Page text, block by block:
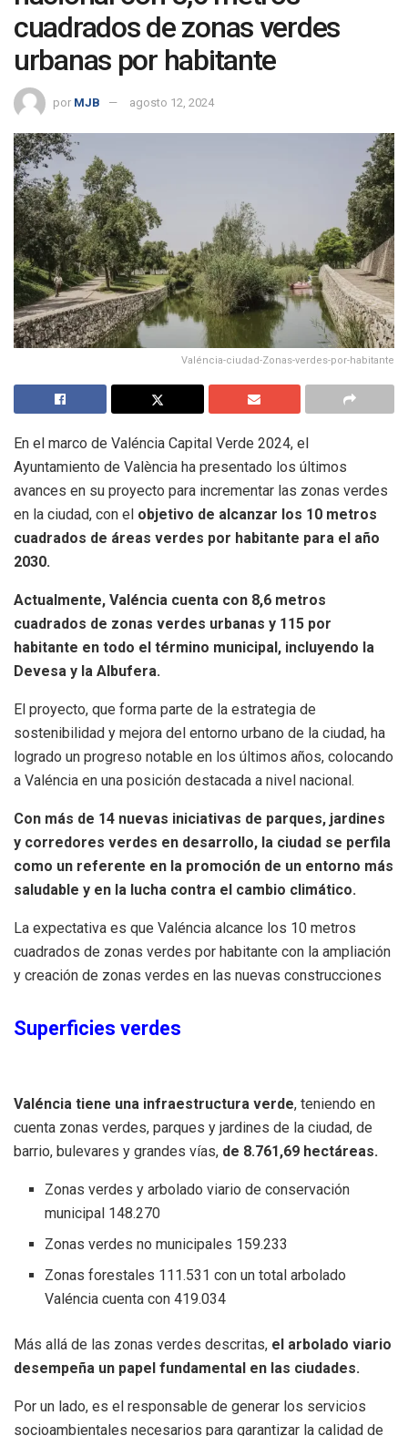
cuadrados de zonas verdes
urbanas por habitante
por MJB agosto 12, 2024
Valéncia-ciudad-Zonas-verdes-por-habitante
En el marco de Valéncia Capital Verde 2024, el
Ayuntamiento de València ha presentado los últimos
avances en su proyecto para incrementar las zonas verdes
en la ciudad, con el objetivo de alcanzar los 10 metros
cuadrados de áreas verdes por habitante para el año
2030.
Actualmente, Valéncia cuenta con 8,6 metros
cuadrados de zonas verdes urbanas y 115 por
habitante en todo el término municipal, incluyendo la
Devesa y la Albufera.
El proyecto, que forma parte de la estrategia de
sostenibilidad y mejora del entorno urbano de la ciudad, ha
logrado un progreso notable en los últimos años, colocando
a Valéncia en una posición destacada a nivel nacional.
Con más de 14 nuevas iniciativas de parques, jardines
y corredores verdes en desarrollo, la ciudad se perfila
como un referente en la promoción de un entorno más
saludable y en la lucha contra el cambio climático.
La expectativa es que Valéncia alcance los 10 metros
cuadrados de zonas verdes por habitante con la ampliación
y creación de zonas verdes en las nuevas construcciones
Superficies verdes
Valéncia tiene una infraestructura verde, teniendo en
cuenta zonas verdes, parques y jardines de la ciudad, de
barrio, bulevares y grandes vías, de 8.761,69 hectáreas.
Zonas verdes y arbolado viario de conservación
municipal 148.270
Zonas verdes no municipales 159.233
Zonas forestales 111.531 con un total arbolado
Valéncia cuenta con 419.034
Más allá de las zonas verdes descritas, el arbolado viario
desempeña un papel fundamental en las ciudades.
Por un lado, es el responsable de generar los servicios
socioambientales necesarios para garantizar la calidad de